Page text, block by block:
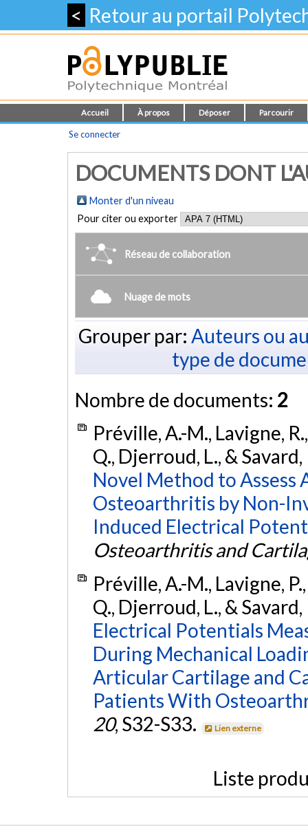
< Retour au portail
Accueil À propos Déposer Parcourir
Se connecter
DOCUMENTS DONT
Monter d'un niveau
Pour citer ou exporter
Réseau de collaboration
Nuage de mots
Grouper par: Auteurs ou
type de
Nombre de documents: 2
Préville, A.-M., Lavigne,
Q., Djerroud, L., &
Novel Method to Assess
Osteoarthritis by Non-
Induced Electrical
Osteoarthritis and
Préville, A.-M., Lavigne,
Q., Djerroud, L., &
Electrical Potentials
During Mechanical
Articular Cartilage and
Patients With
20, S32-S33. Lien externe
Liste